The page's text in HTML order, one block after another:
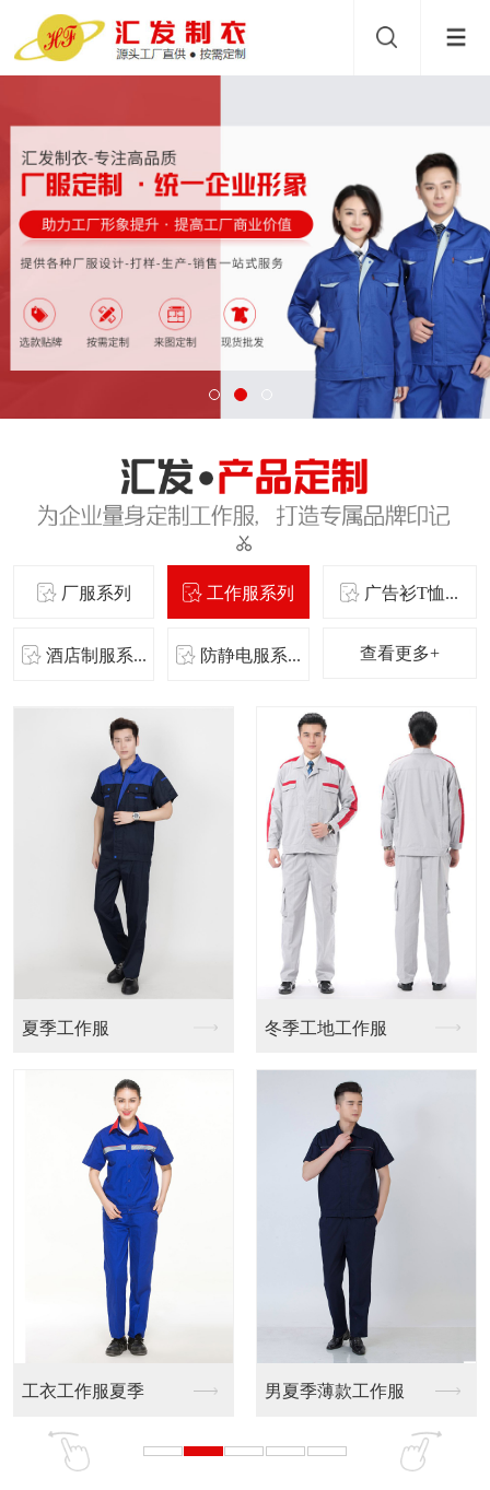
厂服系列 工作服系列 广告衫T恤...
酒店制服系... 防静电服系... 查看更多+
服
作服
t恤广告衫订做
广告衫t恤定制 定制t恤文化衫